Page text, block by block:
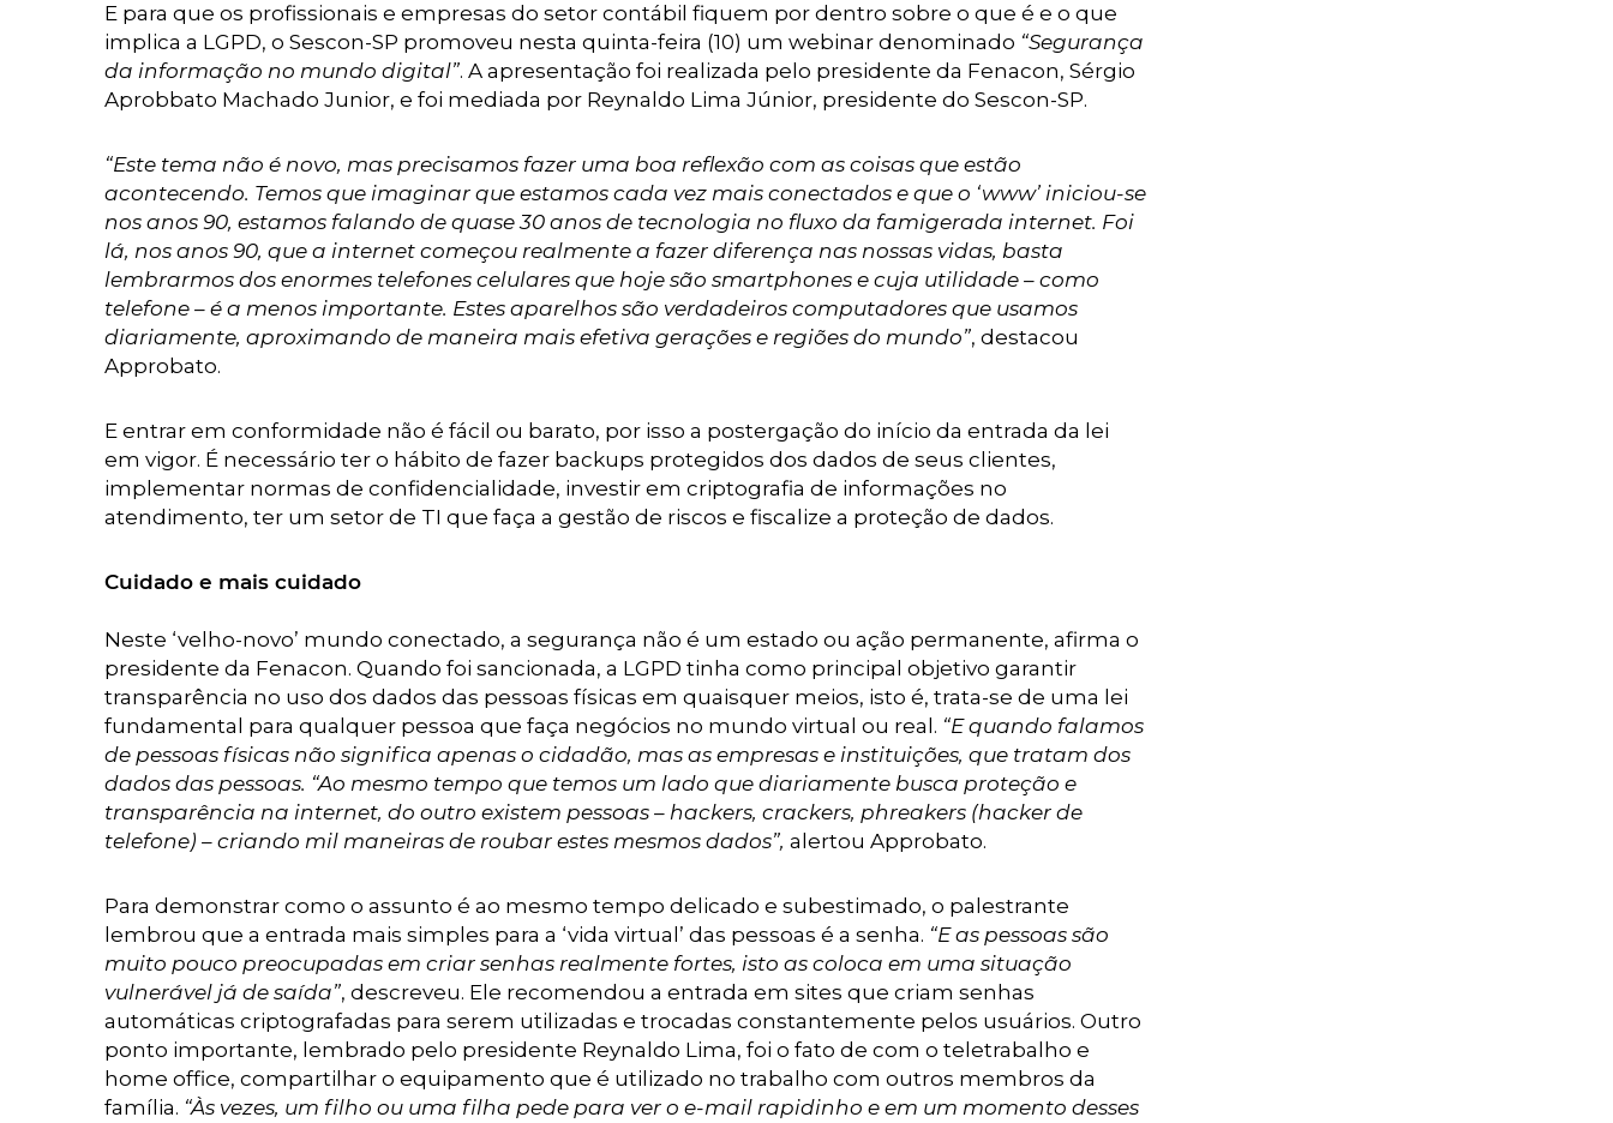
E para que os profissionais e empresas do setor contábil fiquem por dentro sobre o que é e o que
implica a LGPD, o Sescon-SP promoveu nesta quinta-feira (10) um webinar denominado “Segurança
da informação no mundo digital”. A apresentação foi realizada pelo presidente da Fenacon, Sérgio
Aprobbato Machado Junior, e foi mediada por Reynaldo Lima Júnior, presidente do Sescon-SP.
“Este tema não é novo, mas precisamos fazer uma boa reflexão com as coisas que estão
acontecendo. Temos que imaginar que estamos cada vez mais conectados e que o ‘www’ iniciou-se
nos anos 90, estamos falando de quase 30 anos de tecnologia no fluxo da famigerada internet. Foi
lá, nos anos 90, que a internet começou realmente a fazer diferença nas nossas vidas, basta
lembrarmos dos enormes telefones celulares que hoje são smartphones e cuja utilidade – como
telefone – é a menos importante. Estes aparelhos são verdadeiros computadores que usamos
diariamente, aproximando de maneira mais efetiva gerações e regiões do mundo”, destacou
Approbato.
E entrar em conformidade não é fácil ou barato, por isso a postergação do início da entrada da lei
em vigor. É necessário ter o hábito de fazer backups protegidos dos dados de seus clientes,
implementar normas de confidencialidade, investir em criptografia de informações no
atendimento, ter um setor de TI que faça a gestão de riscos e fiscalize a proteção de dados.
Cuidado e mais cuidado
Neste ‘velho-novo’ mundo conectado, a segurança não é um estado ou ação permanente, afirma o
presidente da Fenacon. Quando foi sancionada, a LGPD tinha como principal objetivo garantir
transparência no uso dos dados das pessoas físicas em quaisquer meios, isto é, trata-se de uma lei
fundamental para qualquer pessoa que faça negócios no mundo virtual ou real. “E quando falamos
de pessoas físicas não significa apenas o cidadão, mas as empresas e instituições, que tratam dos
dados das pessoas. “Ao mesmo tempo que temos um lado que diariamente busca proteção e
transparência na internet, do outro existem pessoas – hackers, crackers, phreakers (hacker de
telefone) – criando mil maneiras de roubar estes mesmos dados”, alertou Approbato.
Para demonstrar como o assunto é ao mesmo tempo delicado e subestimado, o palestrante
lembrou que a entrada mais simples para a ‘vida virtual’ das pessoas é a senha. “E as pessoas são
muito pouco preocupadas em criar senhas realmente fortes, isto as coloca em uma situação
vulnerável já de saída”, descreveu. Ele recomendou a entrada em sites que criam senhas
automáticas criptografadas para serem utilizadas e trocadas constantemente pelos usuários. Outro
ponto importante, lembrado pelo presidente Reynaldo Lima, foi o fato de com o teletrabalho e
home office, compartilhar o equipamento que é utilizado no trabalho com outros membros da
família. “Às vezes, um filho ou uma filha pede para ver o e-mail rapidinho e em um momento desses